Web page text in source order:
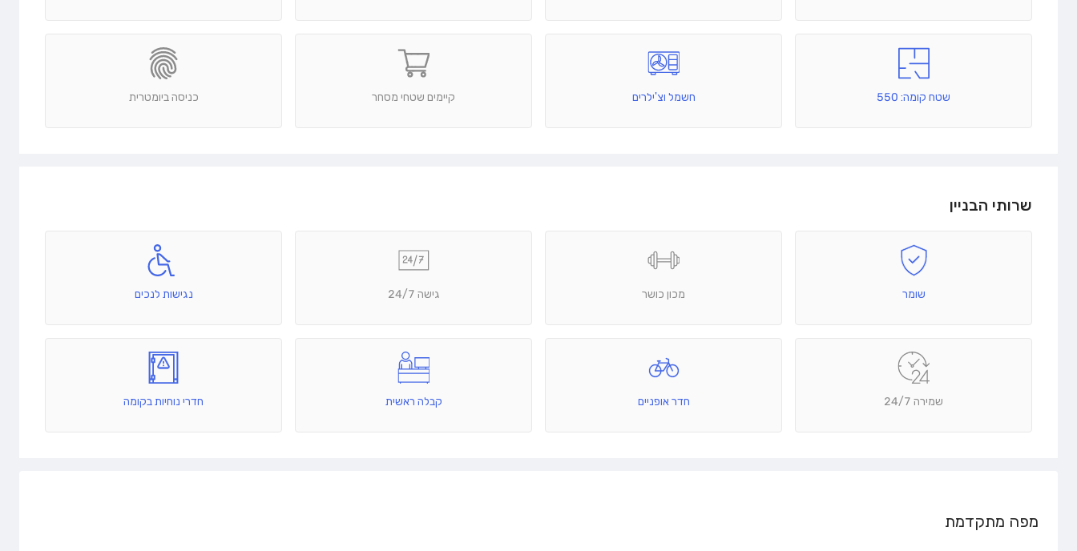
שטח קומה: 550 חשמל וצ'ילרים קיימים שטחי מסחר כניסה ביומטרית
שרותי הבניין
שומר מכון כושר גישה 24/7 נגישות לנכים
שמירה 24/7 חדר אופניים קבלה ראשית חדרי נוחיות בקומה
מפה מתקדמת